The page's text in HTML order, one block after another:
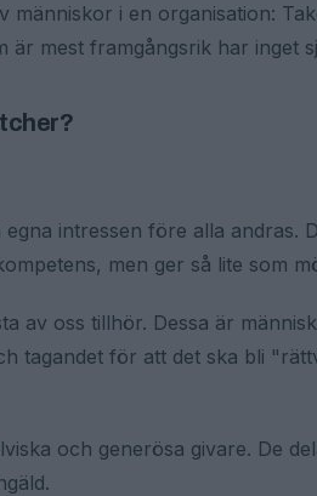
människor i en organisation:
är mest framgångsrik har inget
intressen före alla andras.
men ger så lite som
av oss tillhör. Dessa är
tagandet för att det ska bli
och generösa givare. De